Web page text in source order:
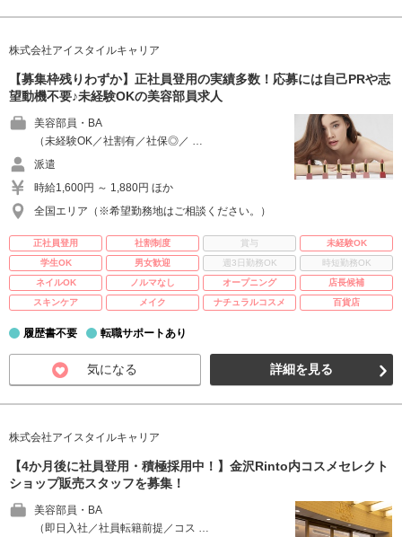
株式会社アイスタイルキャリア
【募集枠残りわずか】正社員登用の実績多数！応募には自己PRや志
望動機不要♪未経験OKの美容部員求人
美容部員・BA
（未経験OK／社割有／社保◎／ …
派遣
時給1,600円 ～ 1,880円 ほか
全国エリア（※希望勤務地はご相談ください。）
正社員登用 社割制度 賞与
未経験OK
学生OK
男女歓迎 週3日勤務OK
時短勤務OK
ネイルOK
ノルマなし オープニング
店長候補
スキンケア
メイク ナチュラルコスメ 百貨店
履歴書不要 転職サポートあり
気になる 詳細を見る
株式会社アイスタイルキャリア
【4か月後に社員登用・積極採用中！】金沢Rinto内コスメセレクト
ショップ販売スタッフを募集！
美容部員・BA
（即日入社／社員転籍前提／コス …